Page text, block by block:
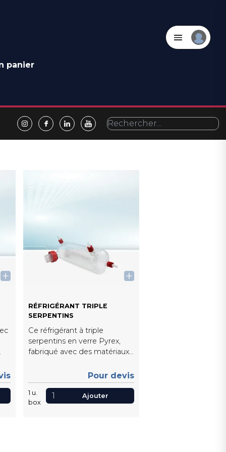
RÉFRIGÉRANT TRIPLE
SERPENTINS
Ce réfrigérant à triple
serpentins en verre Pyrex,
fabriqué avec des matériaux
robustesse et performance.
Idéal pour laboratoires et
industries, il assure un
refroidissement efficace
1 u.
box
Pour devis
Ajouter